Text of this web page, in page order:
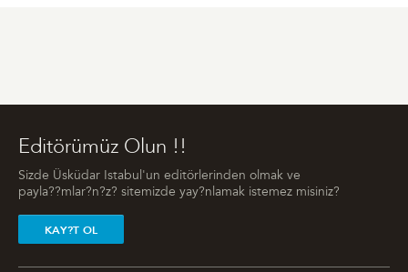
Editörümüz Olun !!
Sizde Üsküdar Istabul'un editörlerinden olmak ve
payla??mlar?n?z? sitemizde yay?nlamak istemez misiniz?
KAY?T OL